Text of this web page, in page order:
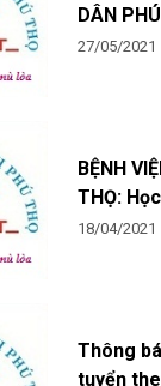
DÂN
LÂN CẬN
27/05/2021
BỆNH
THỌ:
tưởng,
18/04/2021
Thông
tuyển